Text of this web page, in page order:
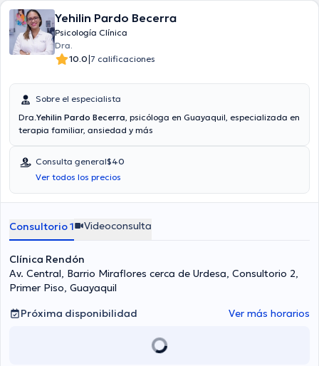
Yehilin Pardo Becerra
Psicología Clínica
Dra.
10.0|7 calificaciones
Sobre el especialista
Dra.Yehilin Pardo Becerra, psicóloga en Guayaquil, especializada en
terapia familiar, ansiedad y más
Consulta general$40
Ver todos los precios
Consultorio 1 Videoconsulta
Clínica Rendón
Av. Central, Barrio Miraflores cerca de Urdesa, Consultorio 2,
Primer Piso, Guayaquil
Próxima disponibilidad
Ver más horarios